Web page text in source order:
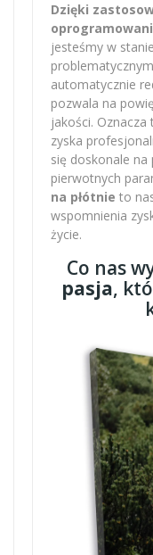
Dzięki
jesteśmy w
automatycznie
pozwala na
jakości.
zyska
się doskonale na
pierwotnych
na płótnie to
wspomnienia
życie.
Co nas
pasja,